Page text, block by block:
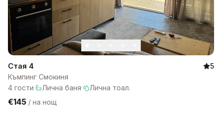
Стая 4
5
Къмпинг Смокиня
4 гости· Лична баня· Лична тоал.
€145 / на нощ